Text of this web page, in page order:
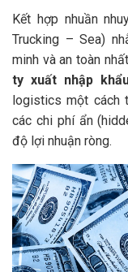
Kết hợp nhuần
Trucking – Sea)
minh và an toàn
ty xuất nhập
logistics một cách
các chi phí ẩn
độ lợi nhuận ròng.